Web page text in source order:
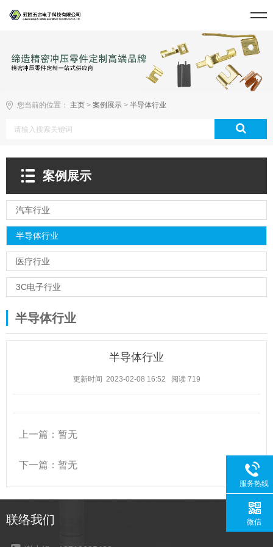
您当前的位置： 主页 > 案例展示 > 半导体行业
案例展示
汽车行业
半导体行业
医疗行业
3C电子行业
半导体行业
半导体行业
更新时间 2023-02-08 16:52 阅读 719
上一篇：暂无
下一篇：暂无
联络我们
服务热线
微信